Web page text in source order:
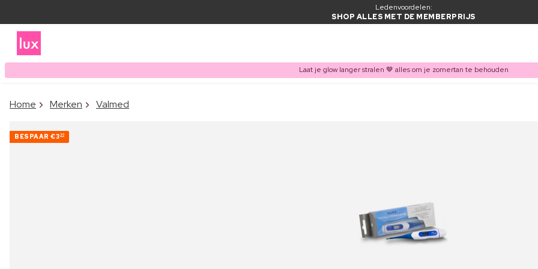
Ledenvoordelen:
SHOP ALLES MET DE MEMBERPRIJS
Laat je glow langer stralen 🤎 alles om je zomertan te behouden
Home Merken Valmed
BESPAAR €330